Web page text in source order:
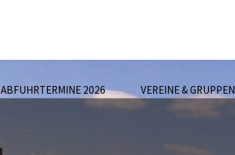
ABFUHRTERMINE 2026 VEREINE & GRUPPEN